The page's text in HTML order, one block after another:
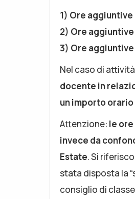
1) Ore
2) Ore
3) Ore
Nel caso di
docente in
un importo orario
Attenzione: le
invece da
Estate. Si
stata disposta la
consiglio di